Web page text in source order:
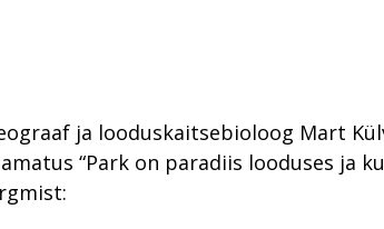
ja looduskaitsebioloog Mart
“Park on paradiis looduses ja